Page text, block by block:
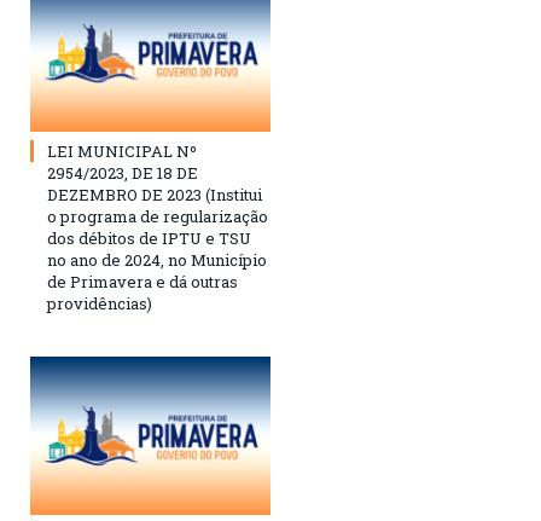
LEI MUNICIPAL Nº
2954/2023, DE 18 DE
DEZEMBRO DE 2023 (Institui
o programa de regularização
dos débitos de IPTU e TSU
no ano de 2024, no Município
de Primavera e dá outras
providências)